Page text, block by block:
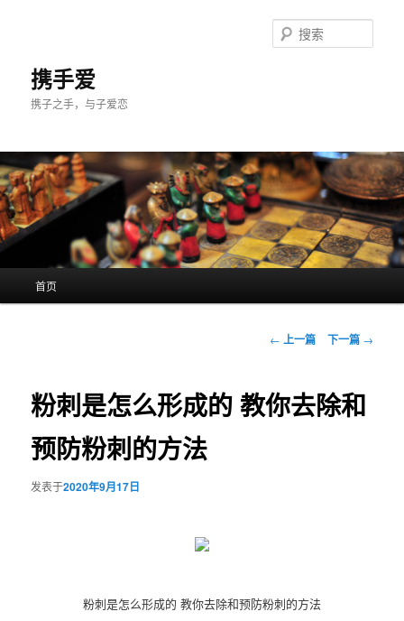
携手爱
携子之手，与子爱恋
索
首页
文
航
← 上一篇 下一篇 →
粉刺是怎么形成的 教你去除和
预防粉刺的方法
发表于2020年9月17日
粉刺是怎么形成的 教你去除和预防粉刺的方法